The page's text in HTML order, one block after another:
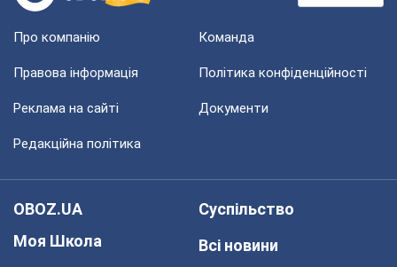
Про компанію Команда
Правова інформація Політика конфіденційності
Реклама на сайті Документи
Редакційна політика
OBOZ.UA
Моя Школа
Суспільство
Всі новини